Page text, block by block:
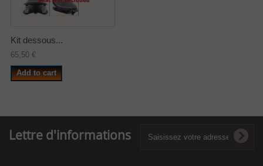
Kit dessous...
65,50 €
Add to cart
Lettre d'informations